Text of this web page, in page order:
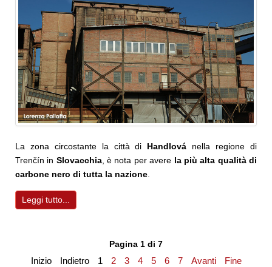
La zona circostante la città di Handlová nella regione di
Trenčín in Slovacchia, è nota per avere la più alta qualità di
carbone nero di tutta la nazione
Leggi tutto...
Pagina 1 di 7
Inizio Indietro 1 2 3 4 5 6 7 Avanti Fine